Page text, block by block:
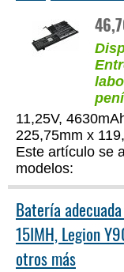
11,25V,
225,75mm x
Este artículo se
modelos:
Batería
15IMH, Legion
otros más